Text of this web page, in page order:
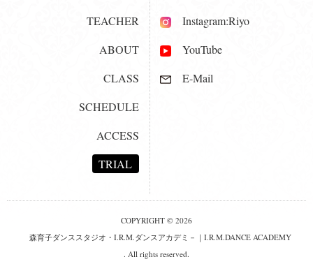
TEACHER
ABOUT
CLASS
SCHEDULE
ACCESS
TRIAL
Instagram:Riyo
YouTube
E-Mail
COPYRIGHT © 2026
森育子ダンススタジオ・I.R.M.ダンスアカデミ－｜I.R.M.DANCE ACADEMY
. All rights reserved.